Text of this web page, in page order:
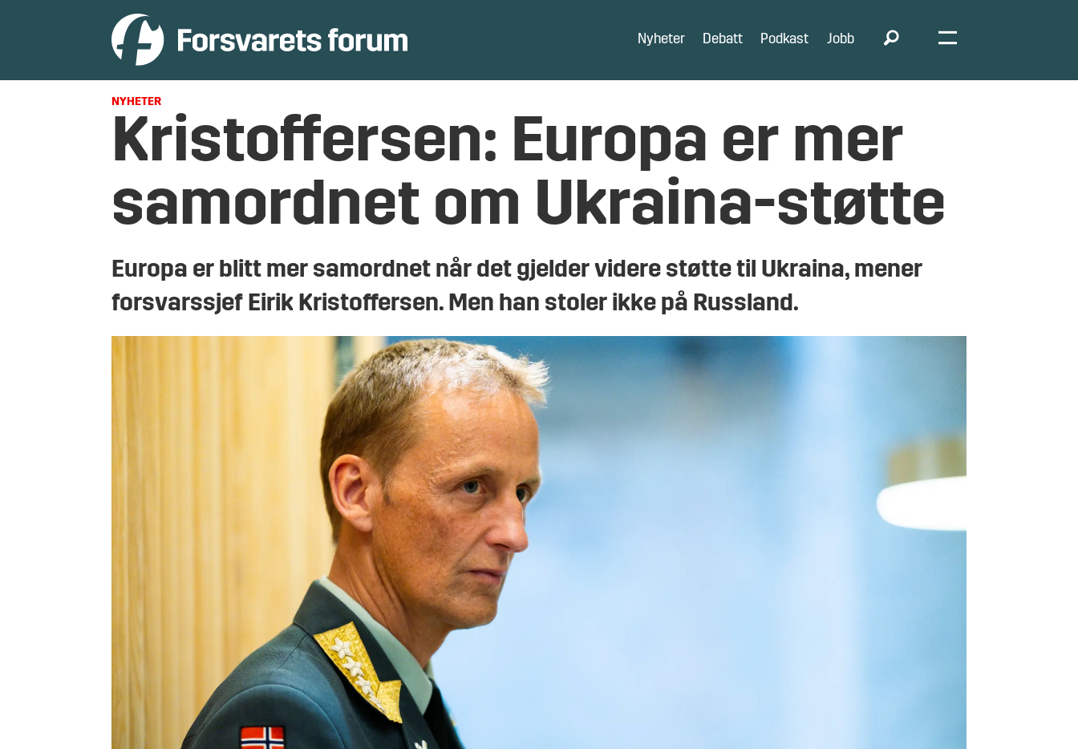
Nyheter Debatt Podkast Jobb
NYHETER
Kristoffersen: Europa er mer
samordnet om Ukraina-støtte
Europa er blitt mer samordnet når det gjelder videre støtte til Ukraina, mener
forsvarssjef Eirik Kristoffersen. Men han stoler ikke på Russland.